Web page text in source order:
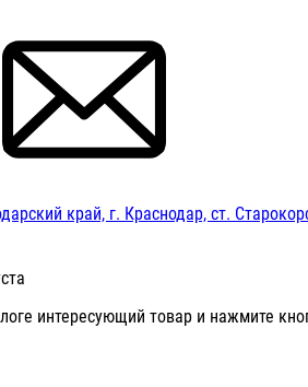
край, г. Краснодар, ст.
интересующий товар и нажмите